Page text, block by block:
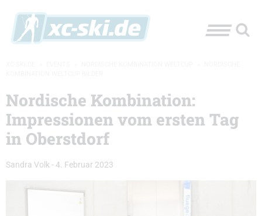
Nordische Kombination:
Impressionen vom ersten Tag
in Oberstdorf
Sandra Volk-4. Februar 2023